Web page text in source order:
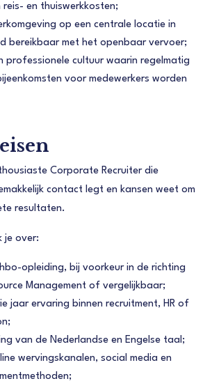
en thuiswerkkosten;
op een centrale locatie in
bereikbaar met het openbaar vervoer;
professionele cultuur waarin regelmatig
voor medewerkers worden
Corporate Recruiter die
contact legt en kansen weet om
resultaten.
je over:
opleiding, bij voorkeur in de richting
Management of vergelijkbaar;
jaar ervaring binnen recruitment, HR of
van de Nederlandse en Engelse taal;
wervingskanalen, social media en